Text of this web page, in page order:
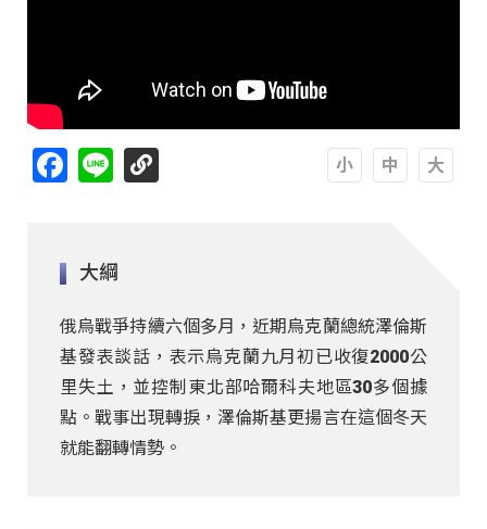
Facebook
Line
大綱
俄烏戰爭持續六個多月，近期烏克蘭總統澤倫斯
基發表談話，表示烏克蘭九月初已收復2000公
里失土，並控制東北部哈爾科夫地區30多個據
點。戰事出現轉捩，澤倫斯基更揚言在這個冬天
就能翻轉情勢。